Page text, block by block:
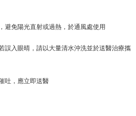
避免陽光直射或過熱，於通風處使用
誤入眼晴，請以大量清水沖洗並於送醫治療攜
吐，應立即送醫